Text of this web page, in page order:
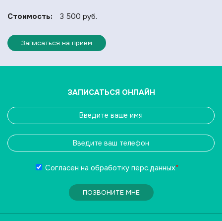
Стоимость: 3 500 руб.
Записаться на прием
ЗАПИСАТЬСЯ ОНЛАЙН
Согласен на обработку перс.данных*
ПОЗВОНИТЕ МНЕ